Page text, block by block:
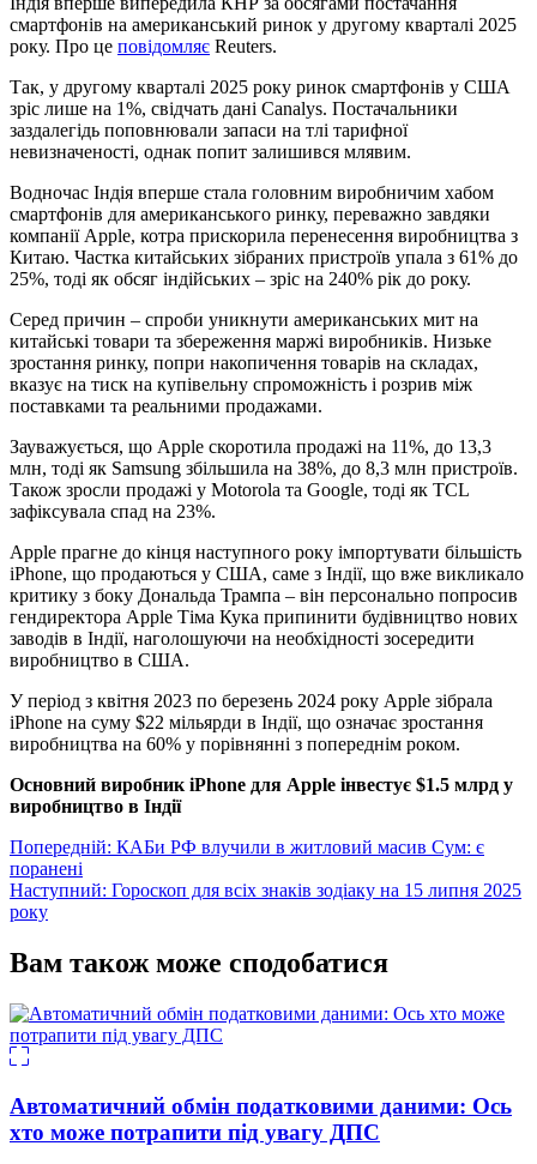
смартфонів на американський ринок у другому кварталі 2025
року. Про це повідомляє Reuters.
Так, у другому кварталі 2025 року ринок смартфонів у США
зріс лише на 1%, свідчать дані Canalys. Постачальники
заздалегідь поповнювали запаси на тлі тарифної
невизначеності, однак попит залишився млявим.
Водночас Індія вперше стала головним виробничим хабом
смартфонів для американського ринку, переважно завдяки
компанії Apple, котра прискорила перенесення виробництва з
Китаю. Частка китайських зібраних пристроїв упала з 61% до
25%, тоді як обсяг індійських – зріс на 240% рік до року.
Серед причин – спроби уникнути американських мит на
китайські товари та збереження маржі виробників. Низьке
зростання ринку, попри накопичення товарів на складах,
вказує на тиск на купівельну спроможність і розрив між
поставками та реальними продажами.
Зауважується, що Apple скоротила продажі на 11%, до 13,3
млн, тоді як Samsung збільшила на 38%, до 8,3 млн пристроїв.
Також зросли продажі у Motorola та Google, тоді як TCL
зафіксувала спад на 23%.
Apple прагне до кінця наступного року імпортувати більшість
iPhone, що продаються у США, саме з Індії, що вже викликало
критику з боку Дональда Трампа – він персонально попросив
гендиректора Apple Тіма Кука припинити будівництво нових
заводів в Індії, наголошуючи на необхідності зосередити
виробництво в США.
У період з квітня 2023 по березень 2024 року Apple зібрала
iPhone на суму $22 мільярди в Індії, що означає зростання
виробництва на 60% у порівнянні з попереднім роком.
Основний виробник iPhone для Apple інвестує $1.5 млрд у
виробництво в Індії
Навігація
записів
Попередній: КАБи РФ влучили в житловий масив Сум: є
поранені
Наступний: Гороскоп для всіх знаків зодіаку на 15 липня 2025
року
Вам також може сподобатися
Автоматичний обмін податковими даними: Ось
хто може потрапити під увагу ДПС